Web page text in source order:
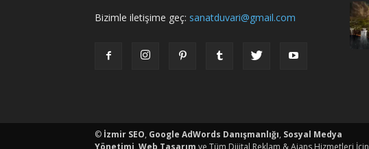
Bizimle iletişime geç: sanatduvari@gmail.com
porno
© İzmir SEO, Google AdWords Danışmanlığı, Sosyal Medya
Yönetimi Web Tasarım ve Tüm Dijital Reklam & Ajans Hizmetleri İçin